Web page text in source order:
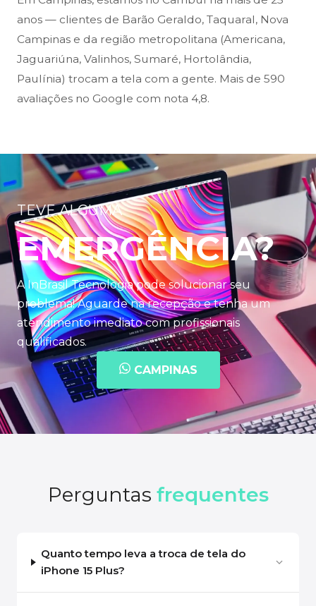
anos — clientes de Barão Geraldo, Taquaral, Nova
Campinas e da região metropolitana (Americana,
Jaguariúna, Valinhos, Sumaré, Hortolândia,
Paulínia) trocam a tela com a gente. Mais de 590
avaliações no Google com nota 4,8.
TEVE ALGUMA
EMERGÊNCIA?
A InBrasil Tecnologia pode solucionar seu
problema! Aguarde na recepção e tenha um
atendimento imediato com profissionais
qualificados.
CAMPINAS
Perguntas frequentes
Quanto tempo leva a troca de tela do
iPhone 15 Plus?